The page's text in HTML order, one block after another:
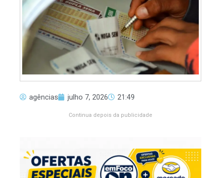
agências julho 7, 2026 21:49
Continua depois da publicidade